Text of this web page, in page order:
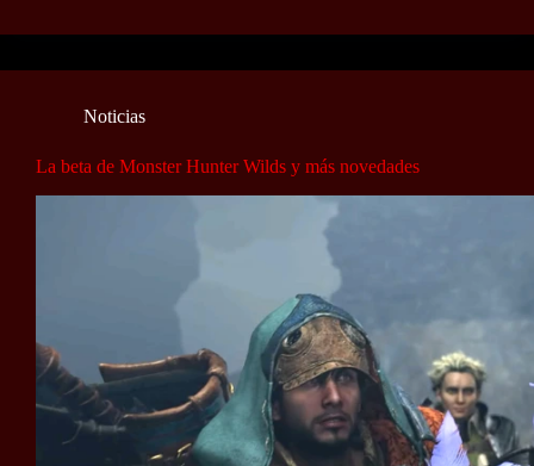
Noticias
La beta de Monster Hunter Wilds y más novedades